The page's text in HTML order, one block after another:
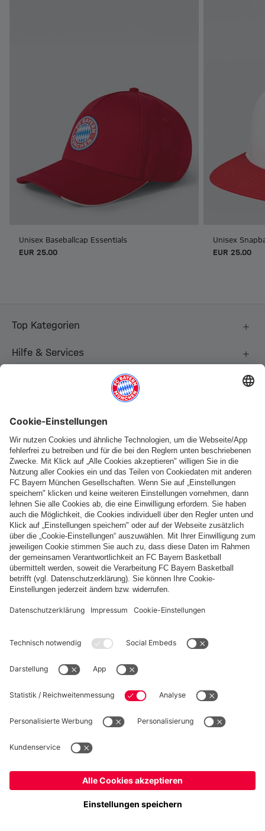
Unisex Baseballcap Essentials
EUR 25.00
Unisex
EUR 25.00
Top Kategorien
Hilfe & Services
Folge uns
Zahlung & Lieferung
FC Bayern Store App
WIDERRUF
Datenschutz
Cookie Details
Preise inkl. Steuern und Abgaben
© FC Bayern München AG
FC Bayern München AG, Säbener Str. 51-57, 81547 München
Ja,Schweiz, um dorthin zu liefern!
Weltweit, um dorthin zu liefern!